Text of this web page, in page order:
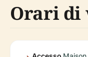
Orari di